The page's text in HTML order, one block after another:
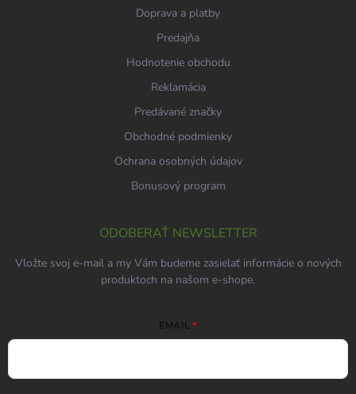
Doprava a platby
Predajňa
Hodnotenie obchodu
Reklamácia
Predávané značky
Obchodné podmienky
Ochrana osobných údajov
Bonusový program
ODOBERAŤ NEWSLETTER
Vložte svoj e-mail a my Vám budeme zasielať informácie o nových
produktoch na našom e-shope.
EMAIL